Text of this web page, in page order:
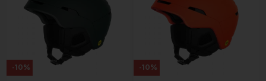
-10% -10%